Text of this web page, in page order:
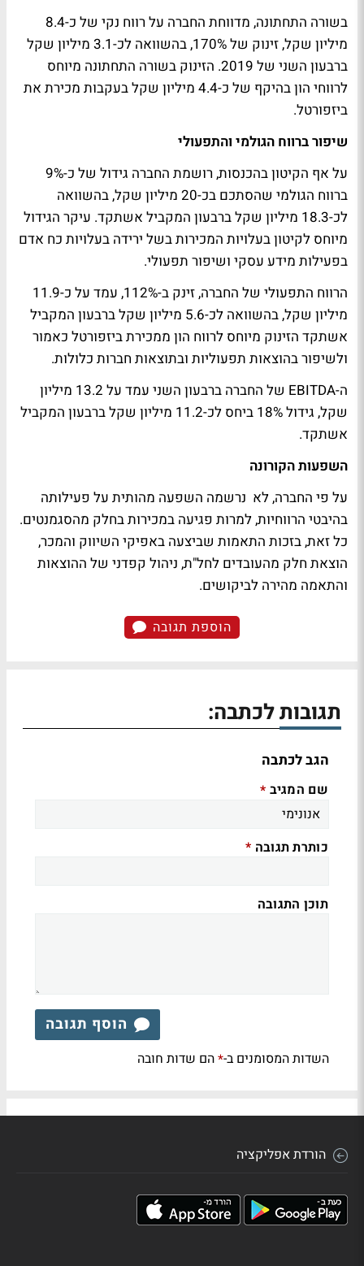
בשורה התחתונה, מדווחת החברה על רווח נקי של כ-8.4
מיליון שקל, זינוק של 170%, בהשוואה לכ-3.1 מיליון שקל
ברבעון השני של 2019. הזינוק בשורה התחתונה מיוחס
לרווחי הון בהיקף של כ-4.4 מיליון שקל בעקבות מכירת את
ביזפורטל.
שיפור ברווח הגולמי והתפעולי
על אף הקיטון בהכנסות, רושמת החברה גידול של כ-9%
ברווח הגולמי שהסתכם בכ-20 מיליון שקל, בהשוואה
לכ-18.3 מיליון שקל ברבעון המקביל אשתקד. עיקר הגידול
מיוחס לקיטון בעלויות המכירות בשל ירידה בעלויות כח אדם
בפעילות מידע עסקי ושיפור תפעולי.
הרווח התפעולי של החברה, זינק ב-112%, עמד על כ-11.9
מיליון שקל, בהשוואה לכ-5.6 מיליון שקל ברבעון המקביל
אשתקד הזינוק מיוחס לרווח הון ממכירת ביזפורטל כאמור
ולשיפור בהוצאות תפעוליות ובתוצאות חברות כלולות.
ה-EBITDA של החברה ברבעון השני עמד על 13.2 מיליון
שקל, גידול 18% ביחס לכ-11.2 מיליון שקל ברבעון המקביל
אשתקד.
השפעות הקורונה
על פי החברה, לא נרשמה השפעה מהותית על פעילותה
בהיבטי הרווחיות, למרות פגיעה במכירות בחלק מהסגמנטים.
כל זאת, בזכות התאמות שביצעה באפיקי השיווק והמכר,
הוצאת חלק מהעובדים לחל"ת, ניהול קפדני של ההוצאות
והתאמה מהירה לביקושים.
הוספת תגובה
תגובות לכתבה:
הגב לכתבה
שם המגיב *
כותרת תגובה *
תוכן התגובה
הוסף תגובה
השדות המסומנים ב-*הם שדות חובה
הורדת אפליקציה